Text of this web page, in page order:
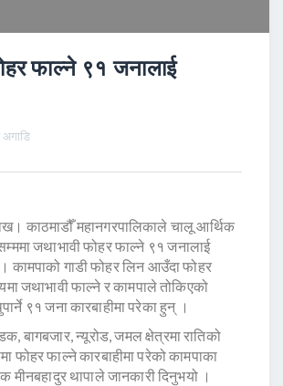
फाल्ने ९१ जनालाई
अगाडि
काठमाडौँ महानगरपालिकाले चालू आर्थिक
जथाभावी फोहर फाल्ने ९१ जनालाई
कामपाको गाडी फोहर लिन आउँदा फोहर
जथाभावी फाल्ने र कामपाले तोकिएको
९१ जना कारबाहीमा परेका हुन् ।
बागबजार, न्यूरोड, जमल क्षेत्रमा रातिको
फोहर फाल्ने कारबाहीमा परेको कामपाका
मीनबहादुर थापाले जानकारी दिनुभयो ।